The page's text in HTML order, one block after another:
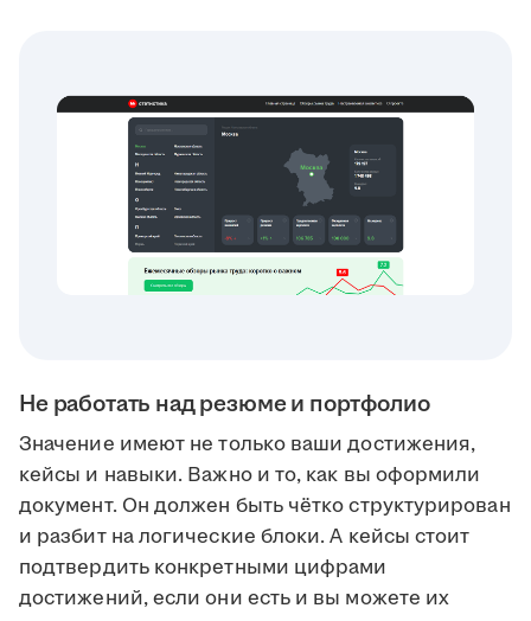
Не работать над резюме и портфолио
Значение имеют не только ваши достижения,
кейсы и навыки. Важно и то, как вы оформили
документ. Он должен быть чётко структурирован
и разбит на логические блоки. А кейсы стоит
подтвердить конкретными цифрами
достижений, если они есть и вы можете их